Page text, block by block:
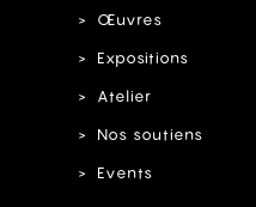
Œuvres
Expositions
Atelier
Nos soutiens
Events